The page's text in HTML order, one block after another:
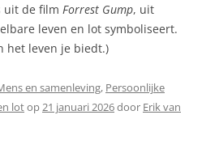
uit de film Forrest Gump, uit
leven en lot symboliseert.
het leven je biedt.)
en samenleving, Persoonlijke
lotop21 januari 2026door Erik van